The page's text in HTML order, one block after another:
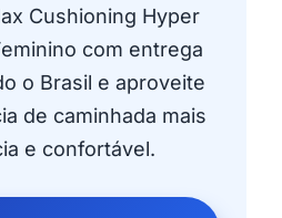
Cushioning Hyper
com entrega
o Brasil e aproveite
de caminhada mais
e confortável.